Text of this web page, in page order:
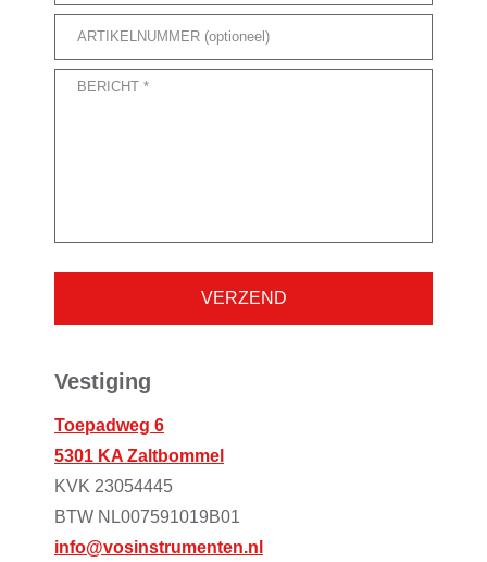
Vestiging
Toepadweg 6
5301 KA Zaltbommel
KVK 23054445
BTW NL007591019B01
info@vosinstrumenten.nl
VERZEND